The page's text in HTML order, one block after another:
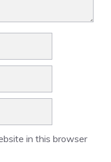
in this browser